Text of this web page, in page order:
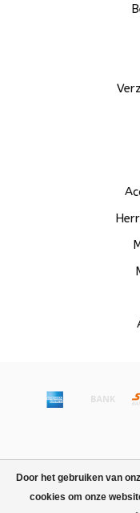
Door het gebruiken van
cookies om onze